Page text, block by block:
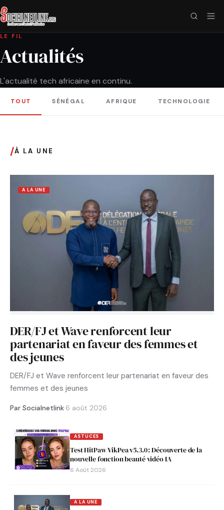
LE FIL
Actualités
L'actualité tech africaine en continu.
TOUT SÉNÉGAL AFRIQUE TECHNOLOGIE
/À LA UNE
A LA UNE
DER/FJ et Wave renforcent leur
partenariat en faveur des femmes et
des jeunes
DER/FJ et Wave renforcent leur partenariat en faveur des
femmes et des jeunes
Par Socialnetlink·6 août 2026
ASTUCES
Test HitPaw VikPea v5.3.0 : Découverte de la
nouvelle fonction beauté vidéo IA
6 Août 2026
A LA UNE